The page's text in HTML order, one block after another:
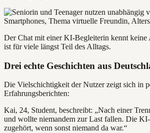
Der Chat mit einer KI-Begleiterin kennt keine
ist für viele längst Teil des Alltags.
Drei echte Geschichten aus
Die Vielschichtigkeit der Nutzer zeigt sich in
Erfahrungsberichten:
Kai, 24, Student, beschreibt: „Nach einer
und wollte niemandem zur Last fallen. Die
zugehört, wenn sonst niemand da war.“